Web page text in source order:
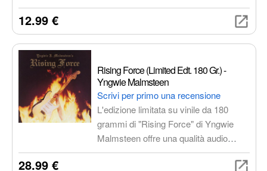
oscure, riff taglienti e orchestrazioni
sonora indimenticabile. Un classico
ispirare generazioni di musicisti.
12.99 €
Rising Force (Limited Edt. 180 Gr.) -
Yngwie Malmsteen
Scrivi per primo una recensione
L'edizione limitata su vinile da 180
grammi di "Rising Force" di Yngwie
Malmsteen offre una qualità audio
superiore e un'esperienza di ascolto
28.99 €